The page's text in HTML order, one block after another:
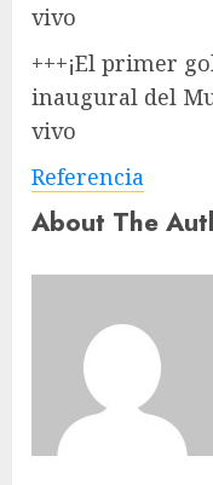
vivo
+++¡El primer
inaugural del
vivo
Referencia
About The